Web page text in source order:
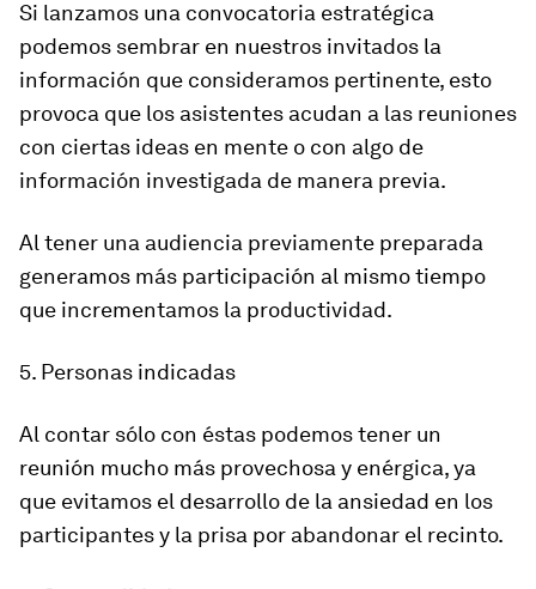
Si lanzamos una convocatoria estratégica
podemos sembrar en nuestros invitados la
información que consideramos pertinente, esto
provoca que los asistentes acudan a las reuniones
con ciertas ideas en mente o con algo de
información investigada de manera previa.
Al tener una audiencia previamente preparada
generamos más participación al mismo tiempo
que incrementamos la productividad.
5. Personas indicadas
Al contar sólo con éstas podemos tener un
reunión mucho más provechosa y enérgica, ya
que evitamos el desarrollo de la ansiedad en los
participantes y la prisa por abandonar el recinto.